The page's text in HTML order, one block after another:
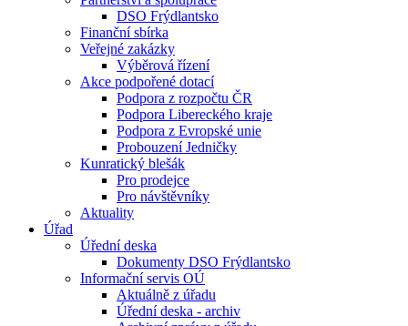
DSO Frýdlantsko
Finanční sbírka
Veřejné zakázky
Výběrová řízení
Akce podpořené dotací
Podpora z rozpočtu ČR
Podpora Libereckého kraje
Podpora z Evropské unie
Probouzení Jedničky
Kunratický blešák
Pro prodejce
Pro návštěvníky
Aktuality
Úřad
Úřední deska
Dokumenty DSO Frýdlantsko
Informační servis OÚ
Aktuálně z úřadu
Úřední deska - archiv